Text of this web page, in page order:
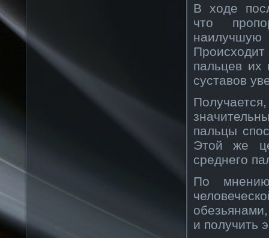
В ходе
что
пальцев их
суставов
пальцы
Этой же
среднего
По
и получить